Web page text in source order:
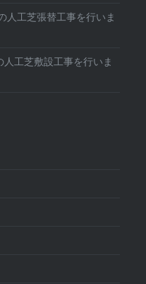
人工芝張替工事を行いま
工芝敷設工事を行いま